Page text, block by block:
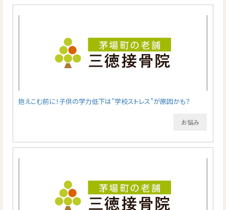
抱えこむ前に！子供の学力低下は”学校ストレス”が原因かも？
お悩み